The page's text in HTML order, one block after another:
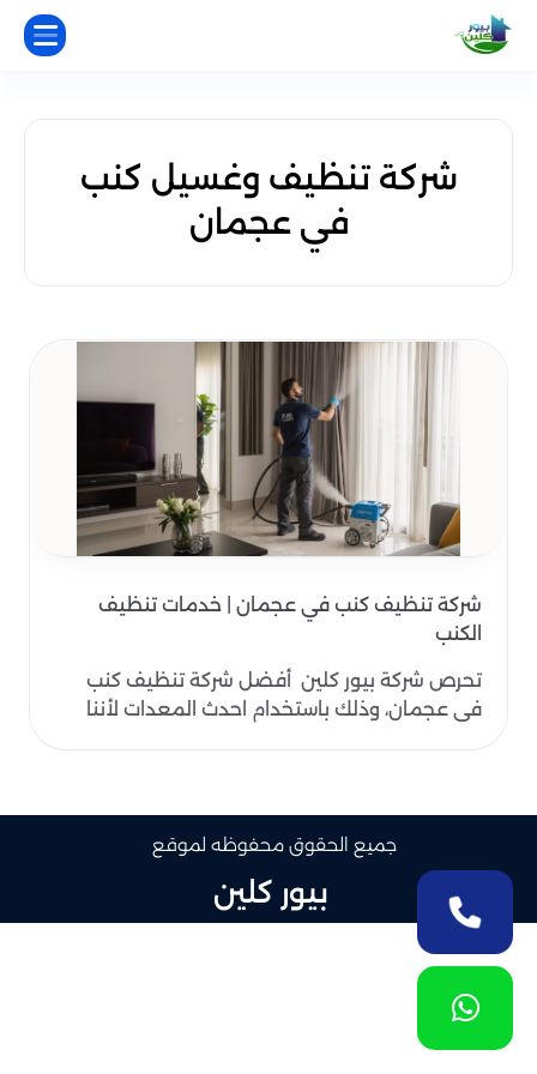
شركة تنظيف وغسيل كنب
في عجمان
شركة تنظيف كنب في عجمان | خدمات تنظيف
الكنب
تحرص شركة بيور كلين أفضل شركة تنظيف كنب
في عجمان، وذلك باستخدام احدث المعدات لأننا
جميع الحقوق محفوظه لموقع
بيور كلين